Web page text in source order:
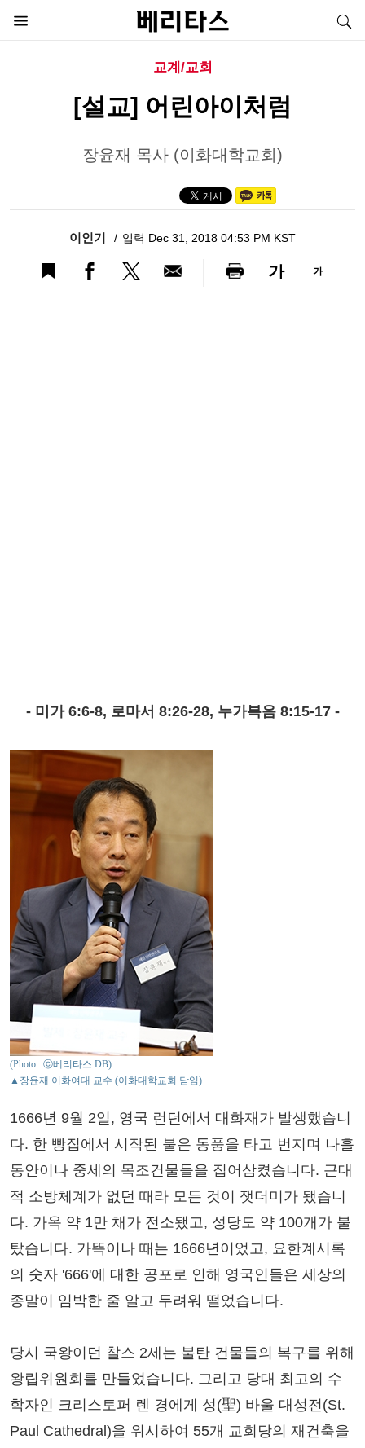
교계/교회
[설교] 어린아이처럼
장윤재 목사 (이화대학교회)
이인기 입력 Dec 31, 2018 04:53 PM KST
가 가
- 미가 6:6-8, 로마서 8:26-28, 누가복음 8:15-17 -
(Photo : ⓒ베리타스 DB)
▲장윤재 이화여대 교수 (이화대학교회 담임)
1666년 9월 2일, 영국 런던에서 대화재가 발생했습니
다. 한 빵집에서 시작된 불은 동풍을 타고 번지며 나흘
동안이나 중세의 목조건물들을 집어삼켰습니다. 근대
적 소방체계가 없던 때라 모든 것이 잿더미가 됐습니
다. 가옥 약 1만 채가 전소됐고, 성당도 약 100개가 불
탔습니다. 가뜩이나 때는 1666년이었고, 요한계시록
의 숫자 '666'에 대한 공포로 인해 영국인들은 세상의
종말이 임박한 줄 알고 두려워 떨었습니다.
당시 국왕이던 찰스 2세는 불탄 건물들의 복구를 위해
왕립위원회를 만들었습니다. 그리고 당대 최고의 수
학자인 크리스토퍼 렌 경에게 성(聖) 바울 대성전(St.
Paul Cathedral)을 위시하여 55개 교회당의 재건축을